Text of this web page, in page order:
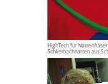
HighTech für
Schlierbachnarren aus